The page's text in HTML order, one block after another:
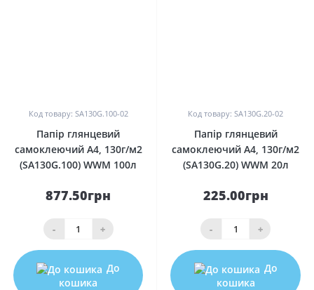
Код товару: SA130G.100-02
Папір глянцевий
самоклеючий A4, 130г/м2
(SA130G.100) WWM 100л
877.50грн
- +
До
кошика
Код товару: SA130G.20-02
Папір глянцевий
самоклеючий A4, 130г/м2
(SA130G.20) WWM 20л
225.00грн
- +
До
кошика